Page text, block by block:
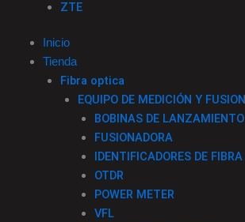
ZTE
Inicio
Tienda
Fibra optica
EQUIPO DE MEDICIÓN Y FUSION
BOBINAS DE LANZAMIENTO
FUSIONADORA
IDENTIFICADORES DE FIBRA
OTDR
POWER METER
VFL